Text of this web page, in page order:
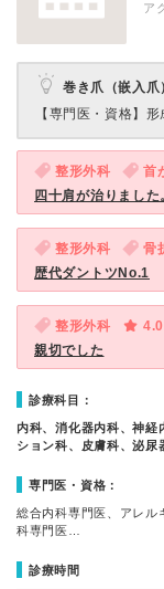
ア
巻き爪（嵌入爪
【専門医・資格】 形
整形外科 首
四十肩が治りました
整形外科 骨
歴代ダントツNo.1
整形外科
4.0
親切でした
診療科目：
内科、消化器内科、神経
ション科、皮膚科、泌尿
専門医・資格：
総合内科専門医、アレル
科専門医…
診療時間